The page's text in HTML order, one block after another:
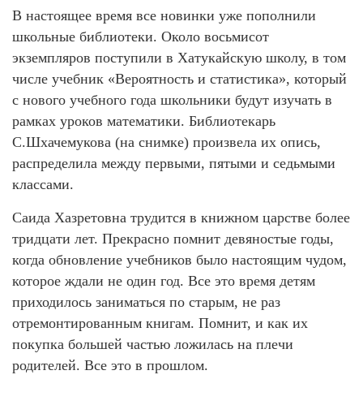
В настоящее время все новинки уже пополнили
школьные библиотеки. Около восьмисот
экземпляров поступили в Хатукайскую школу, в том
числе учебник «Вероятность и статистика», который
с нового учебного года школьники будут изучать в
рамках уроков математики. Библиотекарь
С.Шхачемукова (на снимке) произвела их опись,
распределила между первыми, пятыми и седьмыми
классами.
Саида Хазретовна трудится в книжном царстве более
тридцати лет. Прекрасно помнит девяностые годы,
когда обновление учебников было настоящим чудом,
которое ждали не один год. Все это время детям
приходилось заниматься по старым, не раз
отремонтированным книгам. Помнит, и как их
покупка большей частью ложилась на плечи
родителей. Все это в прошлом.